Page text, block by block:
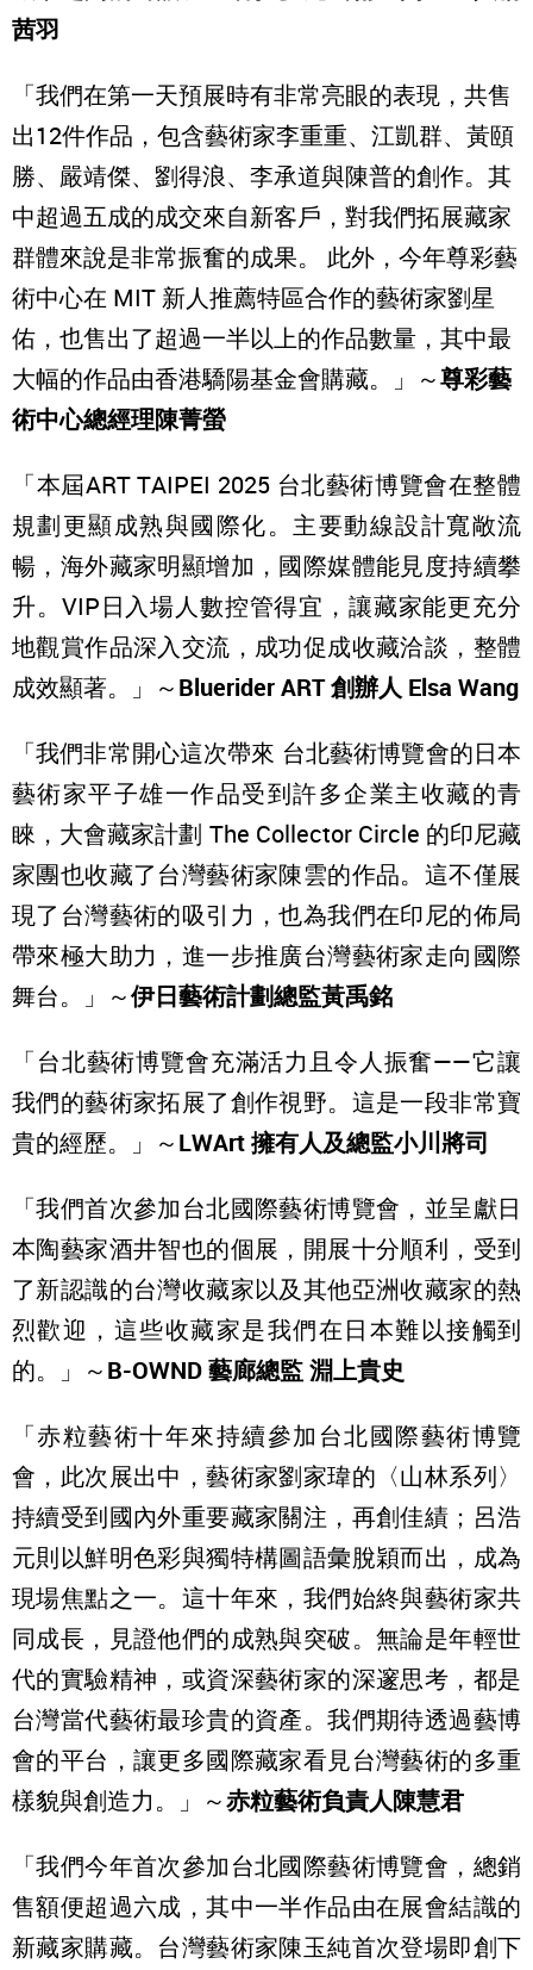
茜羽
「我們在第一天預展時有非常亮眼的表現，共售
出12件作品，包含藝術家李重重、江凱群、黃頤
勝、嚴靖傑、劉得浪、李承道與陳普的創作。其
中超過五成的成交來自新客戶，對我們拓展藏家
群體來說是非常振奮的成果。 此外，今年尊彩藝
術中心在 MIT 新人推薦特區合作的藝術家劉星
佑，也售出了超過一半以上的作品數量，其中最
大幅的作品由香港驕陽基金會購藏。」～尊彩藝
術中心總經理陳菁螢
「本屆ART TAIPEI 2025 台北藝術博覽會在整體
規劃更顯成熟與國際化。主要動線設計寬敞流
暢，海外藏家明顯增加，國際媒體能見度持續攀
升。VIP日入場人數控管得宜，讓藏家能更充分
地觀賞作品深入交流，成功促成收藏洽談，整體
成效顯著。」～Bluerider ART創辦人 Elsa Wang
「我們非常開心這次帶來 台北藝術博覽會的日本
藝術家平子雄一作品受到許多企業主收藏的青
睞，大會藏家計劃 The Collector Circle 的印尼藏
家團也收藏了台灣藝術家陳雲的作品。這不僅展
現了台灣藝術的吸引力，也為我們在印尼的佈局
帶來極大助力，進一步推廣台灣藝術家走向國際
舞台。」～伊日藝術計劃總監黃禹銘
「台北藝術博覽會充滿活力且令人振奮——它讓
我們的藝術家拓展了創作視野。這是一段非常寶
貴的經歷。」～LWArt擁有人及總監小川將司
「我們首次參加台北國際藝術博覽會，並呈獻日
本陶藝家酒井智也的個展，開展十分順利，受到
了新認識的台灣收藏家以及其他亞洲收藏家的熱
烈歡迎，這些收藏家是我們在日本難以接觸到
的。」～B-OWND藝廊總監 淵上貴史
「赤粒藝術十年來持續參加台北國際藝術博覽
會，此次展出中，藝術家劉家瑋的〈山林系列〉
持續受到國內外重要藏家關注，再創佳績；呂浩
元則以鮮明色彩與獨特構圖語彙脫穎而出，成為
現場焦點之一。這十年來，我們始終與藝術家共
同成長，見證他們的成熟與突破。無論是年輕世
代的實驗精神，或資深藝術家的深邃思考，都是
台灣當代藝術最珍貴的資產。我們期待透過藝博
會的平台，讓更多國際藏家看見台灣藝術的多重
樣貌與創造力。」～赤粒藝術負責人陳慧君
「我們今年首次參加台北國際藝術博覽會，總銷
售額便超過六成，其中一半作品由在展會結識的
新藏家購藏。台灣藝術家陳玉純首次登場即創下